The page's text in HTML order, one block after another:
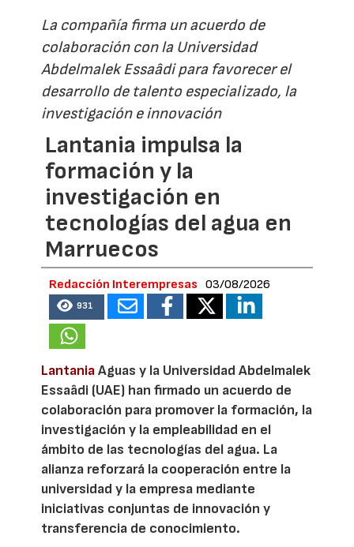
La compañía firma un acuerdo de
colaboración con la Universidad
Abdelmalek Essaâdi para favorecer el
desarrollo de talento especializado, la
investigación e innovación
Lantania impulsa la
formación y la
investigación en
tecnologías del agua en
Marruecos
Redacción Interempresas 03/08/2026
931
LantaniaAguas y la Universidad Abdelmalek
Essaâdi (UAE) han firmado un acuerdo de
colaboración para promover la formación, la
investigación y la empleabilidad en el
ámbito de las tecnologías del agua. La
alianza reforzará la cooperación entre la
universidad y la empresa mediante
iniciativas conjuntas de innovación y
transferencia de conocimiento.